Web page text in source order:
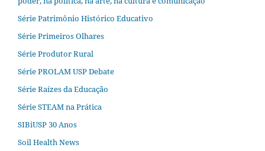
Série Patrimônio Histórico Educativo
Série Primeiros Olhares
Série Produtor Rural
Série PROLAM USP Debate
Série Raízes da Educação
Série STEAM na Prática
SIBiUSP 30 Anos
Soil Health News